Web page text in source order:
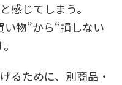
感じてしまう。
物”から“損しない
るために、別商品・